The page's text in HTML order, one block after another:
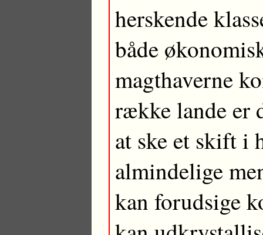
herskende
både
magthaverne
række lande er
at ske et skift i
almindelige
kan forudsige